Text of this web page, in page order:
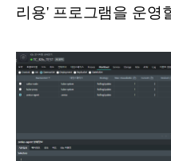
리용' 프로그램을 운영